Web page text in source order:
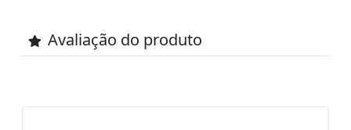
Avaliação do produto